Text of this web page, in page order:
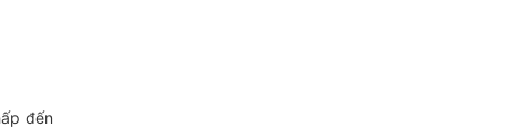
đến